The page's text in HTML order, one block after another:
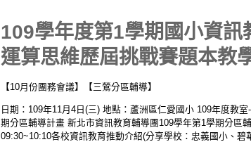
109學年度第1學期國小資
運算思維歷屆挑戰賽題本教
【10月份團務會議】【三鶯分區輔導】
日期：109年11月4日(三) 地點：蘆洲區仁愛國小 109年度教
期分區輔導計畫 新北市資訊教育輔導團109學年第1學期分區
09:30~10:10各校資訊教育推動介紹(分享學校：忠義國小、